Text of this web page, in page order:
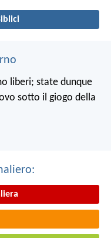
liberi; state dunque
sotto il giogo della